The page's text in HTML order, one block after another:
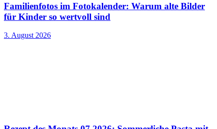
Familienfotos im Fotokalender: Warum alte Bilder
für Kinder so wertvoll sind
3. August 2026